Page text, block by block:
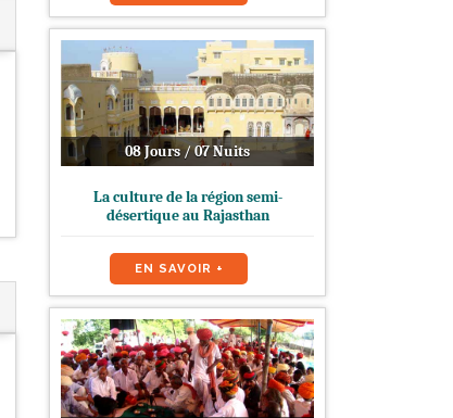
08 Jours / 07 Nuits
La culture de la région semi-
désertique au Rajasthan
EN SAVOIR +